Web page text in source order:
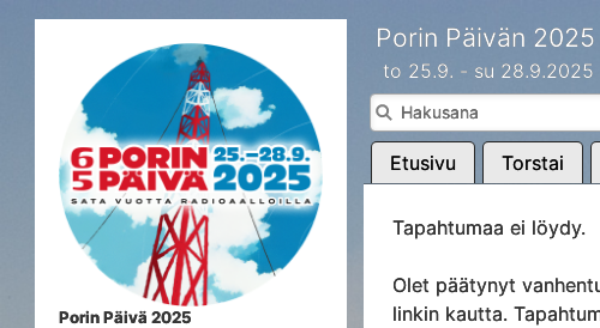
Porin Päivä 2025
Porin Päivän
to 25.9. - su 28.9.2025
Etusivu Torstai
Tapahtumaa ei löydy.
Olet päätynyt
linkin kautta.